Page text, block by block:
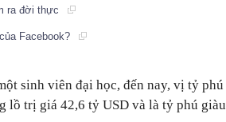
ra đời thực
Facebook?
sinh viên đại học, đến nay, vị tỷ phú
lồ trị giá 42,6 tỷ USD và là tỷ phú giàu